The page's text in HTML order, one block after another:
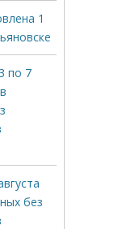
1
по 7
без